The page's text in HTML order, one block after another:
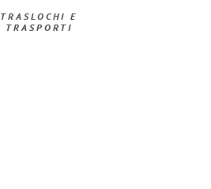
TRASLOCHI E
TRASPORTI​